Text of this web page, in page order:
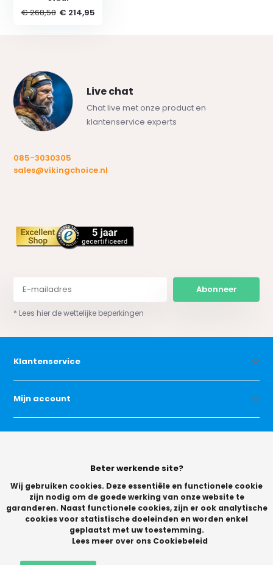
€ 268,58 € 214,95
Live chat
Chat live met onze product en
klantenservice experts
085-3030305
sales@vikingchoice.nl
Abonneer
* Lees hier de wettelijke beperkingen
Klantenservice
Mijn account
Beter werkende site?
Wij gebruiken cookies. Deze essentiële en functionele cookie
zijn nodig om de goede werking van onze website te
garanderen. Naast functionele cookies, zijn er ook analytische
cookies voor statistische doeleinden en worden enkel
geplaatst met uw toestemming.
Lees meer over ons Cookiebeleid